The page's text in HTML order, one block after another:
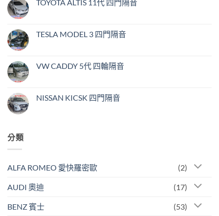
TOYOTA ALTIS 11代 四門隔音
TESLA MODEL 3 四門隔音
VW CADDY 5代 四輪隔音
NISSAN KICSK 四門隔音
分類
ALFA ROMEO 愛快羅密歐 (2)
AUDI 奧迪 (17)
BENZ 賓士 (53)